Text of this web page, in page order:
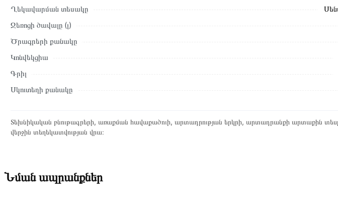
Ղեկավարման տեսակը
Ջեռոցի ծավալը (լ)
Ծրագրերի քանակը
Կոնվեկցիա
Գրիլ
Սկուտեղի քանակը
Տեխնիկական բնութագրերի, առաքման հավաքածուի, արտադրության երկրի, արտադրանքի արտաքին
վերջին տեղեկատվության վրա։
Նման ապրանքներ